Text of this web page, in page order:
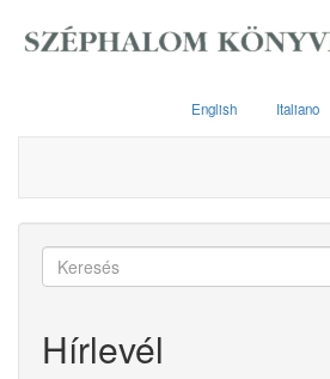
English Italiano
Keresés
Hírlevél